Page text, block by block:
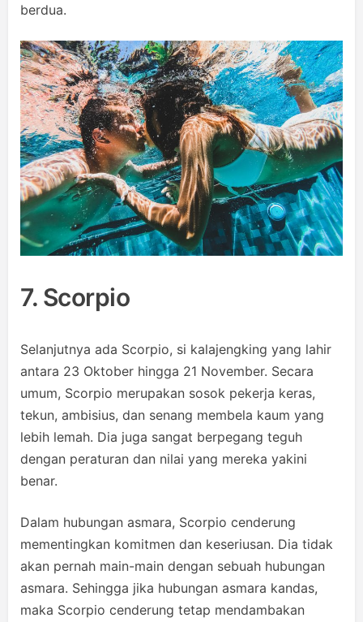
berdua.
7. Scorpio
Selanjutnya ada Scorpio, si kalajengking yang lahir
antara 23 Oktober hingga 21 November. Secara
umum, Scorpio merupakan sosok pekerja keras,
tekun, ambisius, dan senang membela kaum yang
lebih lemah. Dia juga sangat berpegang teguh
dengan peraturan dan nilai yang mereka yakini
benar.
Dalam hubungan asmara, Scorpio cenderung
mementingkan komitmen dan keseriusan. Dia tidak
akan pernah main-main dengan sebuah hubungan
asmara. Sehingga jika hubungan asmara kandas,
maka Scorpio cenderung tetap mendambakan